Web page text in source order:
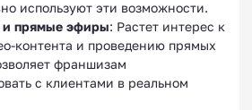
используют эти возможности.
и прямые эфиры: Растет интерес к
контента и проведению прямых
франшизам
с клиентами в реальном